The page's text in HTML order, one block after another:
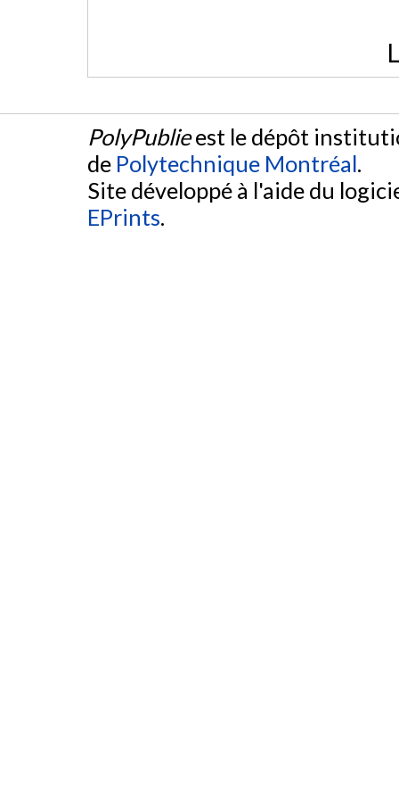
PolyPublieest le dépôt
de Polytechnique Montréal.
Site développé à l'aide du
EPrints.